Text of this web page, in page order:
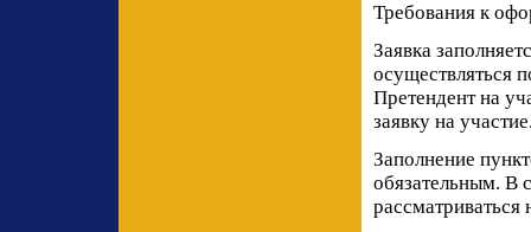
Требования к
Заявка
осуществляться
Претендент на
заявку на
Заполнение
обязательным. В
рассматриваться